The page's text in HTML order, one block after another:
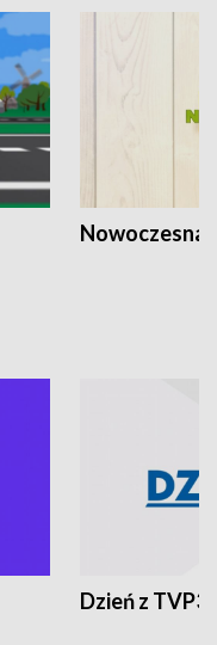
Nowoczesna
Dzień z TVP3